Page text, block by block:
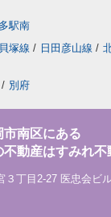
駅南
塚線 / 日田彦山線 /
/ 別府
市南区にある
動産はすみれ不
３丁目2-27 医忠会ビ